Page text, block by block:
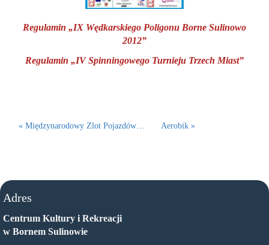
Regulamin „IX Wędkarskiego Poligonu Borne Sulinowo
2012”
Regulamin „IV Spinningowego Turnieju Trzech Miast”
« Międzynarodowy Zlot Pojazdów… Aerobik »
Adres
Centrum Kultury i Rekreacji
w Bornem Sulinowie